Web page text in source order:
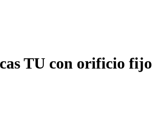
TU con orificio fijo